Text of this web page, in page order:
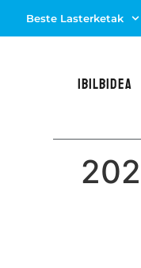
Beste Lasterketak
IBILBIDEA